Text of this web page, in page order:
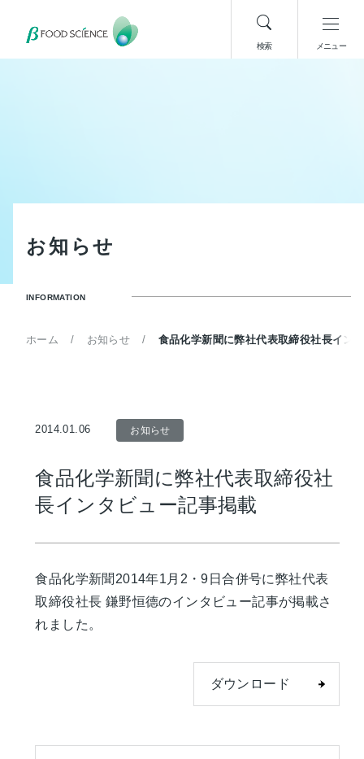
検索 メニュー
お知 らせ
INFORMATION
ホーム お知らせ 食品化学新聞に弊社代表取締役社長イン
2014.01.06 お知らせ
食品化学新聞に弊社代表取締役社
長インタビュー記事掲載
食品化学新聞2014年1月2・9日合併号に弊社代表
取締役社長 鎌野恒德のインタビュー記事が掲載さ
れました。
ダウンロード